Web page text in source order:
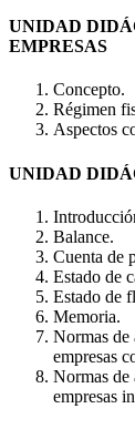
UNIDAD
EMPRESAS
Concepto.
Régimen
Aspectos
UNIDAD
Balance.
Cuenta de
Estado de
Estado de
Memoria.
Normas de
empresas
Normas de
empresas